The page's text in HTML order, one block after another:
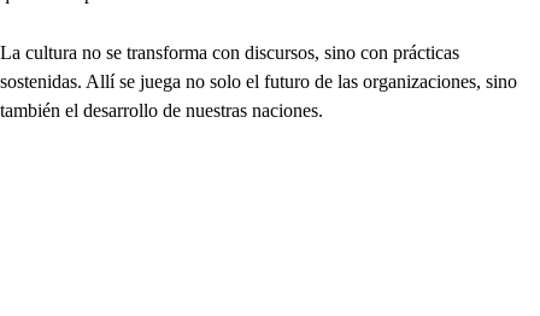
La cultura no se transforma con discursos, sino con prácticas
sostenidas. Allí se juega no solo el futuro de las organizaciones, sino
también el desarrollo de nuestras naciones.